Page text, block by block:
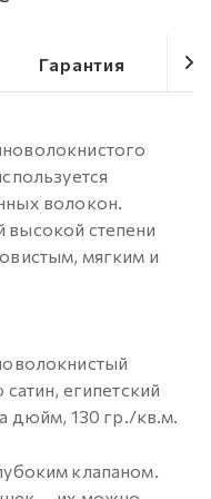
Гарантия
волокон.
высокой степени
мягким и
египетский
дюйм, 130 гр./кв.м.
клапаном.